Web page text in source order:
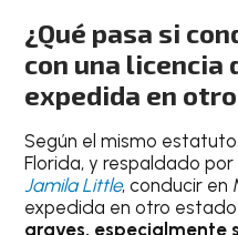
¿Qué pasa si
con una licencia
expedida en
Según el mismo
Florida, y respaldado
Jamila Little, conducir en
expedida en otro estado
graves, especialmente